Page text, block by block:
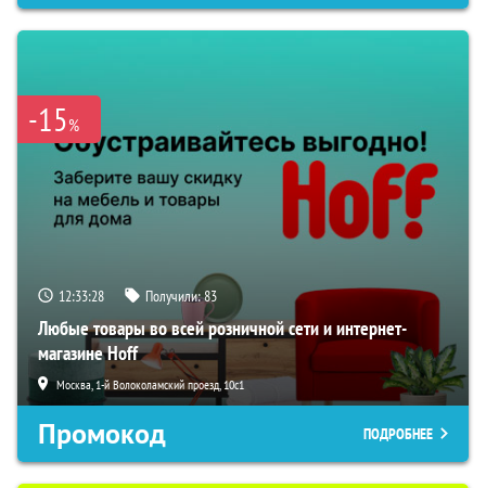
-15%
12:33:27 Получили:83
Любые товары во всей розничной сети и интернет-
магазине Hoff
Москва, 1-й Волоколамский проезд, 10с1
Промокод ПОДРОБНЕЕ